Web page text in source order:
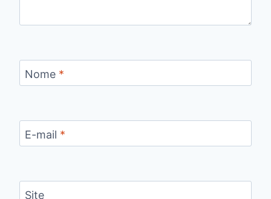
Nome *
E-mail *
Site